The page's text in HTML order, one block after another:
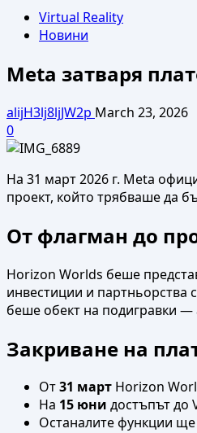
Virtual Reality
Новини
Meta затваря
alijH3lj8ljJW2p March 23, 2026
0
На 31 март 2026 г. Meta
проект, който трябваше да
От флагман до
Horizon Worlds беше
инвестиции и партньорства
беше обект на подигравки —
Закриване на
От31 март Horizon
На 15 юни достъпът до
Останалите функции